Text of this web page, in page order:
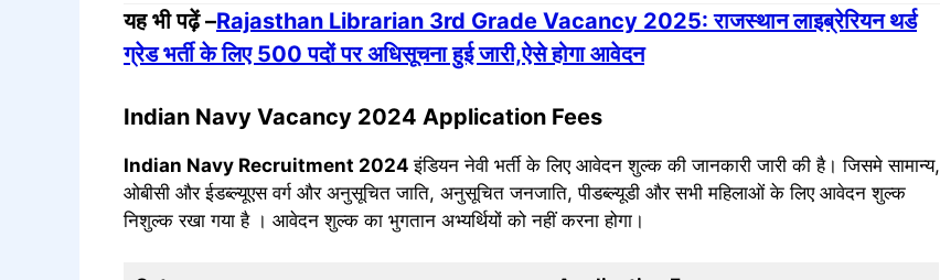
यह भी पढ़ें –Rajasthan Librarian 3rd Grade Vacancy 2025: राजस्थान लाइब्रेरियन थर्ड
ग्रेड भर्ती के लिए 500 पदों पर अधिसूचना हुई जारी,ऐसे होगा आवेदन
Indian Navy Vacancy 2024 Application Fees
Indian Navy Recruitment 2024 इंडियन नेवी भर्ती के लिए आवेदन शुल्क की जानकारी जारी की है। जिसमे सामान्य,
ओबीसी और ईडब्ल्यूएस वर्ग और अनुसूचित जाति, अनुसूचित जनजाति, पीडब्ल्यूडी और सभी महिलाओं के लिए आवेदन शुल्क
निशुल्क रखा गया है । आवेदन शुल्क का भुगतान अभ्यर्थियों को नहीं करना होगा।